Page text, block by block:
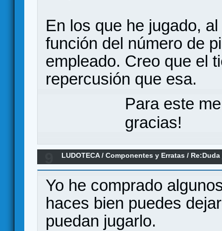
En los que he jugado,
función del número de
empleado. Creo que el
repercusión que esa.
Para este
gracias!
LUDOTECA/Componentes y Erratas /
Yo he comprado
haces bien puedes
puedan jugarlo.